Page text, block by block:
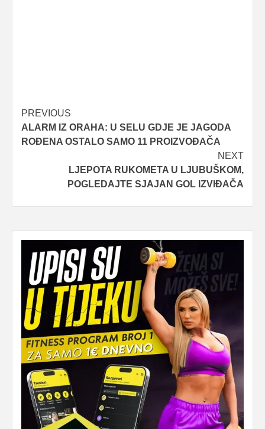
Post
navigation
PREVIOUS
ALARM IZ ORAHA: U SELU GDJE JE JAGODA
ROĐENA OSTALO SAMO 11 PROIZVOĐAČA
NEXT
LJEPOTA RUKOMETA U LJUBUŠKOM,
POGLEDAJTE SJAJAN GOL IZVIĐAČA